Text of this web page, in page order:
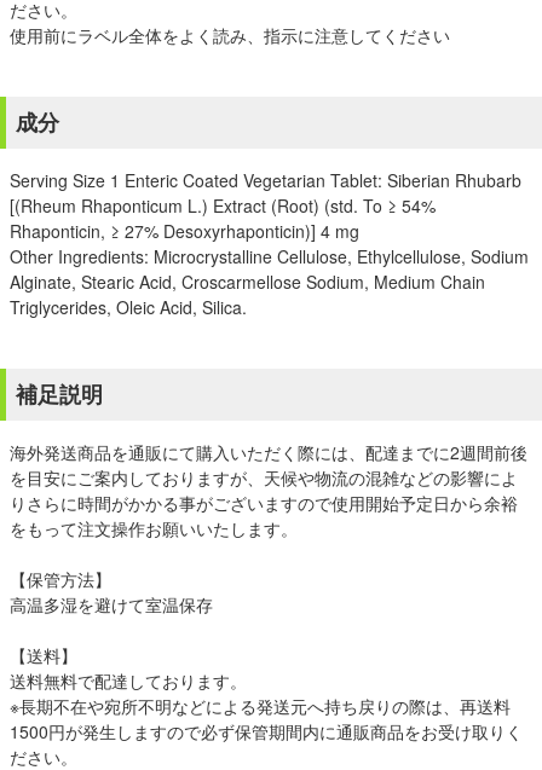
ださい。
使用前にラベル全体をよく読み、指示に注意してください
成分
Serving Size 1 Enteric Coated Vegetarian Tablet: Siberian Rhubarb
[(Rheum Rhaponticum L.) Extract (Root) (std. To ≥ 54%
Rhaponticin, ≥ 27% Desoxyrhaponticin)] 4 mg
Other Ingredients: Microcrystalline Cellulose, Ethylcellulose, Sodium
Alginate, Stearic Acid, Croscarmellose Sodium, Medium Chain
Triglycerides, Oleic Acid, Silica.
補足説明
海外発送商品を通販にて購入いただく際には、配達までに2週間前後
を目安にご案内しておりますが、天候や物流の混雑などの影響によ
りさらに時間がかかる事がございますので使用開始予定日から余裕
をもって注文操作お願いいたします。
【保管方法】
高温多湿を避けて室温保存
【送料】
送料無料で配達しております。
※長期不在や宛所不明などによる発送元へ持ち戻りの際は、再送料
1500円が発生しますので必ず保管期間内に通販商品をお受け取りく
ださい。